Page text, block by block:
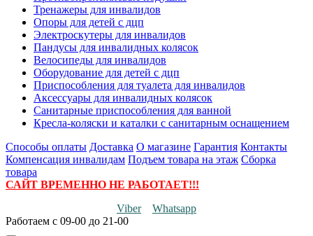
Тренажеры для инвалидов
Опоры для детей с дцп
Электроскутеры для инвалидов
Пандусы для инвалидных колясок
Велосипеды для инвалидов
Оборудование для детей с дцп
Приспособления для туалета для инвалидов
Аксессуары для инвалидных колясок
Санитарные приспособления для ванной
Кресла-коляски и каталки с санитарным оснащением
Способы оплаты Доставка О магазине Гарантия Контакты
Компенсация инвалидам Подъем товара на этаж Сборка
товара
САЙТ ВРЕМЕННО НЕ РАБОТАЕТ!!!
Viber
Whatsapp
Работаем с 09-00 до 21-00